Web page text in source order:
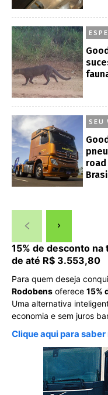
SEU
15% de desconto
de até R$ 3.553,80
Para quem deseja
Rodobens oferece 15%
Uma alternativa
economia e sem juros
Clique aqui para saber